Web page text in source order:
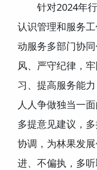
针对2024年
认识管理和服务
动服务多部门协
风、严守纪律，
习、提高服务能
人人争做独当一面
多提意见建议，
协调，为林果发展
进、不偏执，多